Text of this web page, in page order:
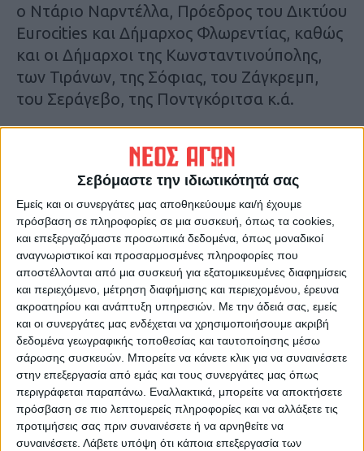
Σεβόμαστε την ιδιωτικότητά σας
Εμείς και οι συνεργάτες μας αποθηκεύουμε και/ή έχουμε
πρόσβαση σε πληροφορίες σε μια συσκευή, όπως τα cookies,
και επεξεργαζόμαστε προσωπικά δεδομένα, όπως μοναδικοί
αναγνωριστικοί και προσαρμοσμένες πληροφορίες που
αποστέλλονται από μια συσκευή για εξατομικευμένες διαφημίσεις
και περιεχόμενο, μέτρηση διαφήμισης και περιεχομένου, έρευνα
ακροατηρίου και ανάπτυξη υπηρεσιών. Με την άδειά σας, εμείς
και οι συνεργάτες μας ενδέχεται να χρησιμοποιήσουμε ακριβή
δεδομένα γεωγραφικής τοποθεσίας και ταυτοποίησης μέσω
σάρωσης συσκευών. Μπορείτε να κάνετε κλικ για να συναινέσετε
στην επεξεργασία από εμάς και τους συνεργάτες μας όπως
περιγράφεται παραπάνω. Εναλλακτικά, μπορείτε να αποκτήσετε
πρόσβαση σε πιο λεπτομερείς πληροφορίες και να αλλάξετε τις
προτιμήσεις σας πριν συναινέσετε ή να αρνηθείτε να
συναινέσετε. Λάβετε υπόψη ότι κάποια επεξεργασία των
ο Ντάριο Ναρντέλλα, Πρόεδρος του Δικτύου
Eurocities και Δήμαρχος Φλωρεντίας, καθώς
και οι Δήμαρχοι της Κωνσταντινούπολης,
των Τιράνων, της Σόφιας, του Ζάγκρεμπ,
του Σεράγεβο, της Ποντγκόριτσα κ.ά.
Αναλυτικότερα στην έντυπη έκδοση του Νέου
Τελευταίες Ειδήσεις Σήμερα
Ακολούθησε την εφημερίδα ΝΕΟΣ
ΑΓΩΝ στο Google News!
Όλες οι εξελίξεις στην περιοχή της
Καρδίτσας και ευρύτερα της Θεσσαλίας
ΠΡΟΗΓΟΥΜΕΝΟ ΑΡΘΡΟ
«Κλείδωσαν» οι ημερομηνίες
για το Market Pass: Ποιοι θα
λάβουν τα πρώτα ποσά στις 3
ΕΠΟΜΕΝΟ ΑΡΘΡΟ
«Σας περιμένουμε όλους στο
γήπεδο την Κυριακή» (video)